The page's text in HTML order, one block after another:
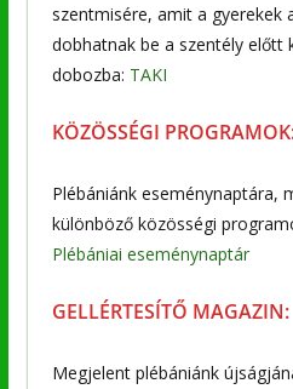
szentmisére, amit a gyerekek
dobhatnak be a szentély előtt
dobozba: TAKI
KÖZÖSSÉGI
Plébániánk eseménynaptára,
különböző közösségi
Plébániai eseménynaptár
GELLÉRTESÍTŐ MAGAZIN:
Megjelent plébániánk